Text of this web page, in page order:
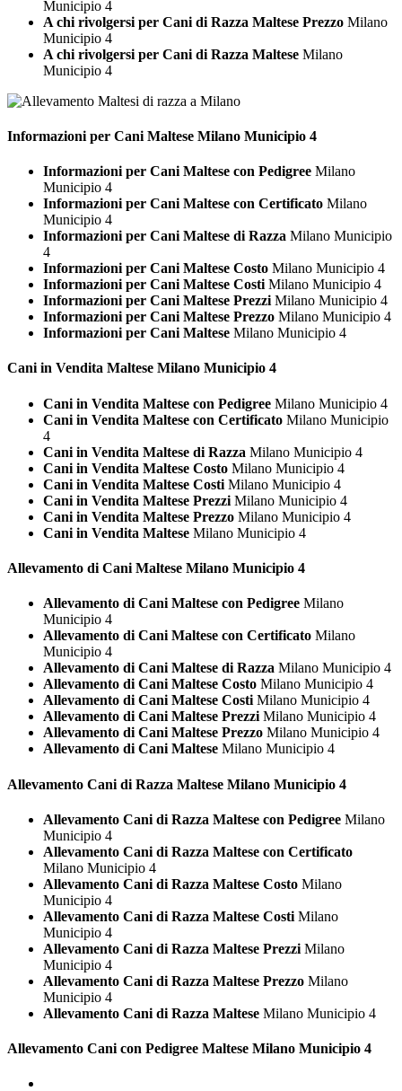
Municipio 4
A chi rivolgersi per Cani di Razza Maltese Prezzo Milano
Municipio 4
A chi rivolgersi per Cani di Razza Maltese Milano
Municipio 4
Informazioni per Cani Maltese Milano Municipio 4
Informazioni per Cani Maltese con Pedigree Milano
Municipio 4
Informazioni per Cani Maltese con Certificato Milano
Municipio 4
Informazioni per Cani Maltese di Razza Milano Municipio
4
Informazioni per Cani Maltese Costo Milano Municipio 4
Informazioni per Cani Maltese Costi Milano Municipio 4
Informazioni per Cani Maltese Prezzi Milano Municipio 4
Informazioni per Cani Maltese Prezzo Milano Municipio 4
Informazioni per Cani Maltese Milano Municipio 4
Cani in Vendita Maltese Milano Municipio 4
Cani in Vendita Maltese con Pedigree Milano Municipio 4
Cani in Vendita Maltese con Certificato Milano Municipio
4
Cani in Vendita Maltese di Razza Milano Municipio 4
Cani in Vendita Maltese Costo Milano Municipio 4
Cani in Vendita Maltese Costi Milano Municipio 4
Cani in Vendita Maltese Prezzi Milano Municipio 4
Cani in Vendita Maltese Prezzo Milano Municipio 4
Cani in Vendita Maltese Milano Municipio 4
Allevamento di Cani Maltese Milano Municipio 4
Allevamento di Cani Maltese con Pedigree Milano
Municipio 4
Allevamento di Cani Maltese con Certificato Milano
Municipio 4
Allevamento di Cani Maltese di Razza Milano Municipio 4
Allevamento di Cani Maltese Costo Milano Municipio 4
Allevamento di Cani Maltese Costi Milano Municipio 4
Allevamento di Cani Maltese Prezzi Milano Municipio 4
Allevamento di Cani Maltese Prezzo Milano Municipio 4
Allevamento di Cani Maltese Milano Municipio 4
Allevamento Cani di Razza Maltese Milano Municipio 4
Allevamento Cani di Razza Maltese con Pedigree Milano
Municipio 4
Allevamento Cani di Razza Maltese con Certificato
Milano Municipio 4
Allevamento Cani di Razza Maltese Costo Milano
Municipio 4
Allevamento Cani di Razza Maltese Costi Milano
Municipio 4
Allevamento Cani di Razza Maltese Prezzi Milano
Municipio 4
Allevamento Cani di Razza Maltese Prezzo Milano
Municipio 4
Allevamento Cani di Razza Maltese Milano Municipio 4
Allevamento Cani con Pedigree Maltese Milano Municipio 4